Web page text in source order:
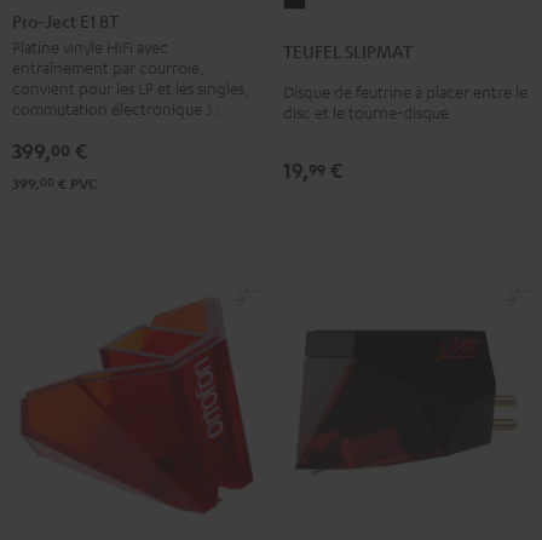
Ject
E1
BT
Noir
Pro-Ject E1 BT
Platine vinyle HiFi avec
entraînement par courroie,
convient pour les LP et les singles,
commutation électronique 33/45
399,00 €
399, 00 € PVC
Noir
TEUFEL SLIPMAT
Disque de feutrine à placer entre le
disc et le tourne-disque
19,99 €